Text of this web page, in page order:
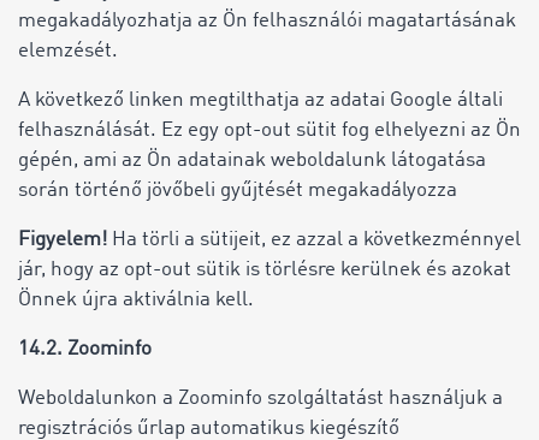
megakadályozhatja az Ön felhasználói magatartásának
elemzését.
A következő linken megtilthatja az adatai Google általi
felhasználását. Ez egy opt-out sütit fog elhelyezni az Ön
gépén, ami az Ön adatainak weboldalunk látogatása
során történő jövőbeli gyűjtését megakadályozza
Figyelem! Ha törli a sütijeit, ez azzal a következménnyel
jár, hogy az opt-out sütik is törlésre kerülnek és azokat
Önnek újra aktiválnia kell.
14.2. Zoominfo
Weboldalunkon a Zoominfo szolgáltatást használjuk a
regisztrációs űrlap automatikus kiegészítő